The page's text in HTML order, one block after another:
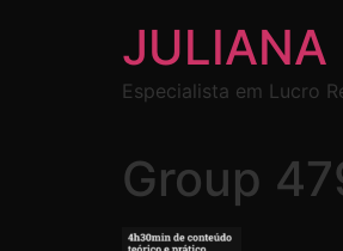
JULIANA
Especialista em Lucro
Group